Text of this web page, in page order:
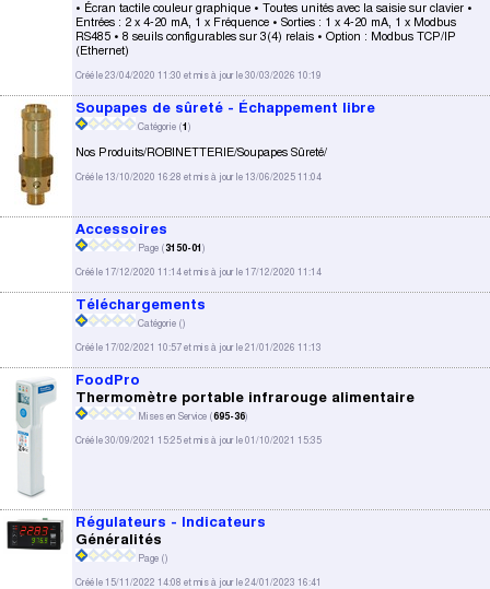
• Écran tactile couleur graphique • Toutes unités avec la saisie sur clavier •
Entrées : 2 x 4-20 mA, 1 x Fréquence • Sorties : 1 x 4-20 mA, 1 x Modbus
RS485 • 8 seuils configurables sur 3(4) relais • Option : Modbus TCP/IP
(Ethernet)
Créé le 23/04/2020 11:30 et mis à jour le 30/03/2026 10:19
Soupapes de sûreté - Échappement libre
Catégorie (1 )
Nos Produits/ROBINETTERIE/Soupapes Sûreté/
Créé le 13/10/2020 16:28 et mis à jour le 13/06/2025 11:04
Accessoires
Page (3150-01 )
Créé le 17/12/2020 11:14 et mis à jour le 17/12/2020 11:14
Téléchargements
Catégorie ()
Créé le 17/02/2021 10:57 et mis à jour le 21/01/2026 11:13
FoodPro
Thermomètre portable infrarouge alimentaire
Mises en Service (695-36)
Créé le 30/09/2021 15:25 et mis à jour le 01/10/2021 15:35
Régulateurs - Indicateurs
Généralités
Page ()
Créé le 15/11/2022 14:08 et mis à jour le 24/01/2023 16:41